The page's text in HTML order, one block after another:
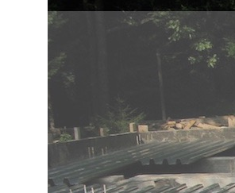
Политика конфиденциальности
Работаем по регламенту
на основе PM BOK и ИСО 21 500:2012
ООО "ЕВРОСТРОЙГРУП" ИНН 7727358360
Используем цифровой документооборот
Отправив форму, вы соглашаетесь на обработку персональных
данных в соответствии с
политикой конфиденциальности
МЕНЮ